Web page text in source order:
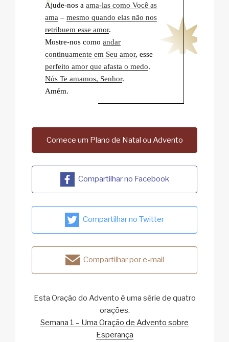
Ajude-nos a ama-las como Você as
ama – mesmo quando elas não nos
retribuem esse amor.
Mostre-nos como andar
continuamente em Seu amor, esse
perfeito amor que afasta o medo.
Nós Te amamos, Senhor.
Amém.
Comece um Plano de Natal ou Advento
Compartilhar no Facebook
Compartilhar no Twitter
Compartilhar por e-mail
Esta Oração do Advento é uma série de quatro
orações.
Semana 1 – Uma Oração de Advento sobre
Esperança